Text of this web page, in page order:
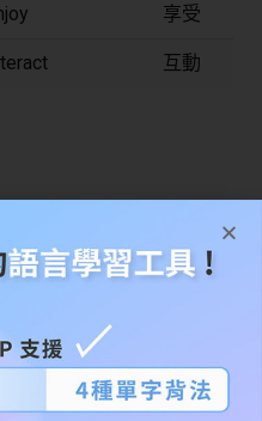
享受
互動
I’m Mark.
我叫莎拉。
馬克。